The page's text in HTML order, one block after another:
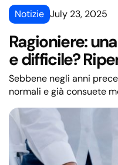
Notizie July 23, 2025
Ragioniere:
e difficile?
Sebbene negli anni
normali e già consuete
assistiamo per la prima
che cambiano
contabili professionisti.